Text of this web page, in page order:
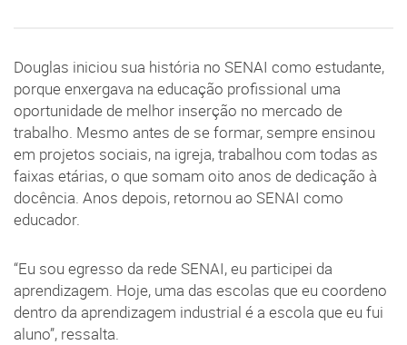
Douglas iniciou sua história no SENAI como estudante,
porque enxergava na educação profissional uma
oportunidade de melhor inserção no mercado de
trabalho. Mesmo antes de se formar, sempre ensinou
em projetos sociais, na igreja, trabalhou com todas as
faixas etárias, o que somam oito anos de dedicação à
docência. Anos depois, retornou ao SENAI como
educador.
“Eu sou egresso da rede SENAI, eu participei da
aprendizagem. Hoje, uma das escolas que eu coordeno
dentro da aprendizagem industrial é a escola que eu fui
aluno”, ressalta.